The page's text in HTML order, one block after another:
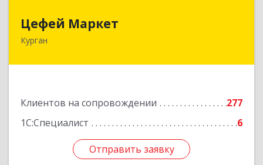
Цефей Маркет
Курган
Клиентов на сопровождении
277
1С:Специалист
6
Отправить заявку
640002, Курганская обл, Курган г, М.Горького
Отправить заявку